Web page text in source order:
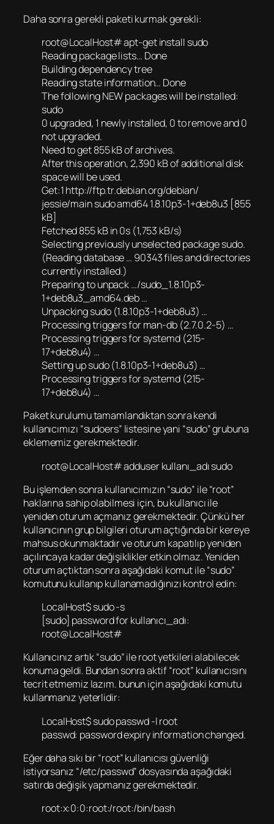
Daha sonra gerekli paketi kurmak gerekli:
root@LocalHost# apt-get install sudo
Reading package lists… Done
Building dependency tree
Reading state information… Done
The following NEW packages will be installed:
sudo
0 upgraded, 1 newly installed, 0 to remove and 0
not upgraded.
Need to get 855 kB of archives.
After this operation, 2,390 kB of additional disk
space will be used.
Get:1 http://ftp.tr.debian.org/debian/
jessie/main sudo amd64 1.8.10p3-1+deb8u3 [855
kB]
Fetched 855 kB in 0s (1,753 kB/s)
Selecting previously unselected package sudo.
(Reading database … 90343 files and directories
currently installed.)
Preparing to unpack …/sudo_1.8.10p3-
1+deb8u3_amd64.deb …
Unpacking sudo (1.8.10p3-1+deb8u3) …
Processing triggers for man-db (2.7.0.2-5) …
Processing triggers for systemd (215-
17+deb8u4) …
Setting up sudo (1.8.10p3-1+deb8u3) …
Processing triggers for systemd (215-
17+deb8u4) …
Paket kurulumu tamamlandıktan sonra kendi
kullanıcımızı “sudoers” listesine yani “sudo” grubuna
eklememiz gerekmektedir.
root@LocalHost# adduser kullanı_adı sudo
Bu işlemden sonra kullanıcımızın “sudo” ile “root”
haklarına sahip olabilmesi için, bu kullanıcı ile
yeniden oturum açmanız gerekmektedir. Çünkü her
kullanıcının grup bilgileri oturum açtığında bir kereye
mahsus okunmaktadır ve oturum kapatılıp yeniden
açılıncaya kadar değişiklikler etkin olmaz. Yeniden
oturum açtıktan sonra aşağıdaki komut ile “sudo”
komutunu kullanıp kullanamadığınızı kontrol edin:
LocalHost$ sudo -s
[sudo] password for kullanıcı_adı:
root@LocalHost#
Kullanıcınız artık “sudo” ile root yetkileri alabilecek
konuma geldi. Bundan sonra aktif “root” kullanıcısını
tecrit etmemiz lazım. bunun için aşağıdaki komutu
kullanmanız yeterlidir:
LocalHost$ sudo passwd -l root
passwd: password expiry information changed.
Eğer daha sıkı bir “root” kullanıcısı güvenliği
istiyorsanız “/etc/passwd” dosyasında aşağıdaki
satırda değişik yapmanız gerekmektedir.
root:x:0:0:root:/root:/bin/bash